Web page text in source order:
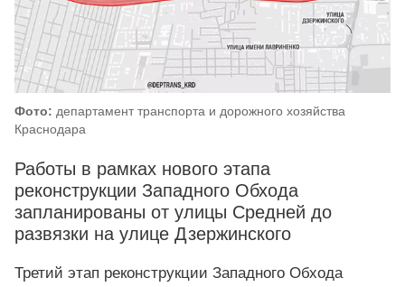
Фото: департамент транспорта и дорожного хозяйства
Краснодара
Работы в рамках нового этапа
реконструкции Западного Обхода
запланированы от улицы Средней до
развязки на улице Дзержинского
Третий этап реконструкции Западного Обхода